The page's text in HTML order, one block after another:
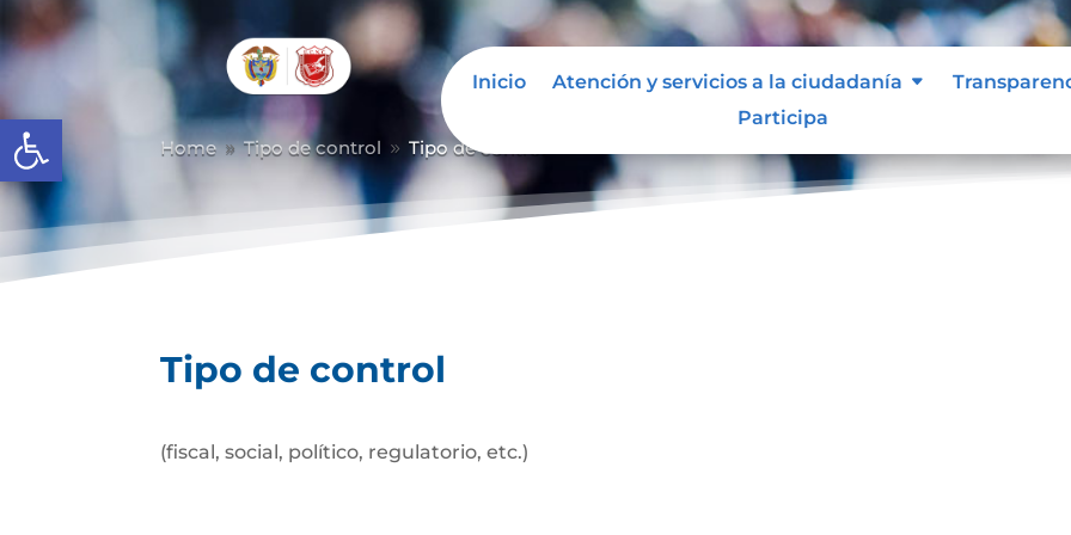
Abrir barra de herramientas
Inicio Atención y servicios a la ciudadanía
Participa
Home 9 Tipo de control 9 Tipo de control
Tipo de control
(fiscal, social, político, regulatorio, etc.)